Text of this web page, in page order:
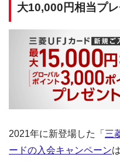
大10,000円相当プ
2021年に新登場した「 三
ードの入会キャンペーンは